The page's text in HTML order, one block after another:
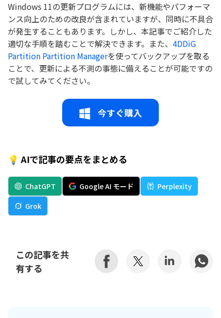
Windows 11の更新プログラムには、新機能やパフォーマ
ンス向上のための改良が含まれていますが、同時に不具合
が発生することもあります。しかし、本記事でご紹介した
適切な手順を踏むことで解決できます。また、 4DDiG
Partition Partition Managerを使ってバックアップを取る
ことで、更新による不測の事態に備えることが可能ですの
で試してみてください。
今すぐ購入
💡 AIで記事の要点をまとめる
ChatGPT Google AI モード
Perplexity
Grok
この記事を共
有する